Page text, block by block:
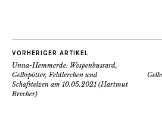
VORHERIGER ARTIKEL
Unna-Hemmerde: Wespenbussard,
Gelbspötter, Feldlerchen und
Schafstelzen am 10.05.2021 (Hartmut
Brecher)